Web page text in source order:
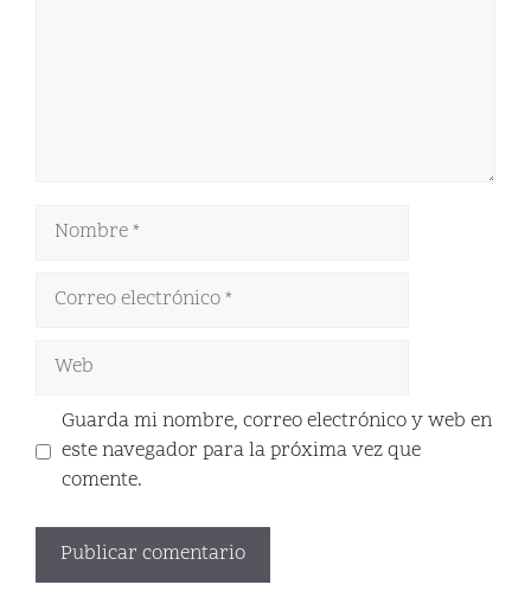
Guarda mi nombre, correo electrónico y web en
este navegador para la próxima vez que
comente.